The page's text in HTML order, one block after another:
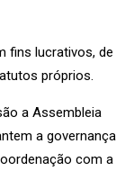
fins lucrativos, de
próprios.
a Assembleia
a governança
com a